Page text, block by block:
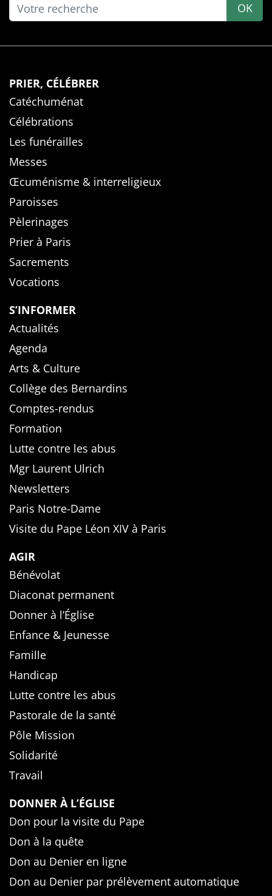
OK
PRIER, CÉLÉBRER
Catéchuménat
Célébrations
Les funérailles
Messes
Œcuménisme & interreligieux
Paroisses
Pèlerinages
Prier à Paris
Sacrements
Vocations
S’INFORMER
Actualités
Agenda
Arts & Culture
Collège des Bernardins
Comptes-rendus
Formation
Lutte contre les abus
Mgr Laurent Ulrich
Newsletters
Paris Notre-Dame
Visite du Pape Léon XIV à Paris
AGIR
Bénévolat
Diaconat permanent
Donner à l’Église
Enfance & Jeunesse
Famille
Handicap
Lutte contre les abus
Pastorale de la santé
Pôle Mission
Solidarité
Travail
DONNER À L’ÉGLISE
Don pour la visite du Pape
Don à la quête
Don au Denier en ligne
Don au Denier par prélèvement automatique